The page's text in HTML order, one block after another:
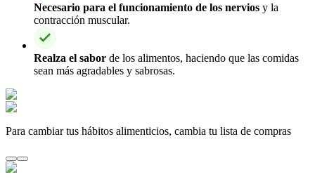
Necesario para el funcionamiento de los nervios y la
contracción muscular.
Realza el sabor de los alimentos, haciendo que las comidas
sean más agradables y sabrosas.
Para cambiar tus hábitos alimenticios, cambia tu lista de compras